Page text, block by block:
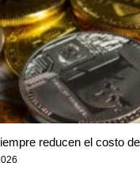
reducen el costo